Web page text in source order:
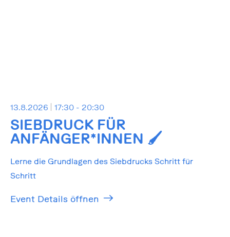
13.8.2026 17:30 - 20:30
SIEBDRUCK FÜR
ANFÄNGER*INNEN 🖌️
Lerne die Grundlagen des Siebdrucks Schritt für
Schritt
Event Details öffnen